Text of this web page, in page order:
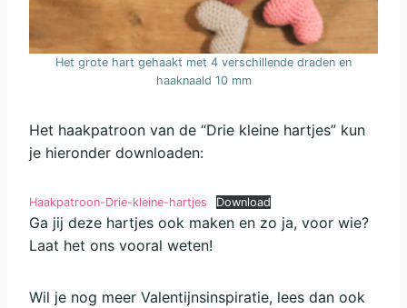
Het grote hart gehaakt met 4 verschillende draden en
haaknaald 10 mm
Het haakpatroon van de “Drie kleine hartjes” kun
je hieronder downloaden:
Haakpatroon-Drie-kleine-hartjes Download
Ga jij deze hartjes ook maken en zo ja, voor wie?
Laat het ons vooral weten!
Wil je nog meer Valentijnsinspiratie, lees dan ook